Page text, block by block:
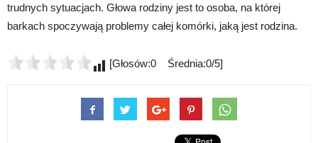
trudnych sytuacjach. Głowa rodziny jest to osoba, na której
barkach spoczywają problemy całej komórki, jaką jest rodzina.
[Głosów:0 Średnia:0/5]